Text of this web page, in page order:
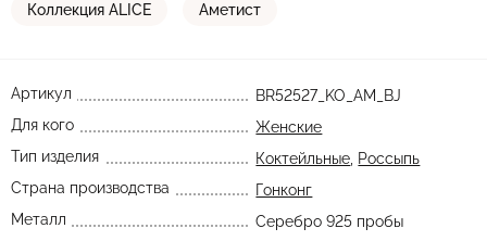
Коллекция ALICE Аметист
Артикул
BR52527_KO_AM_BJ
Для кого
Женские
Тип изделия
Коктейльные Россыпь
Страна производства
Гонконг
Металл
Серебро 925 пробы